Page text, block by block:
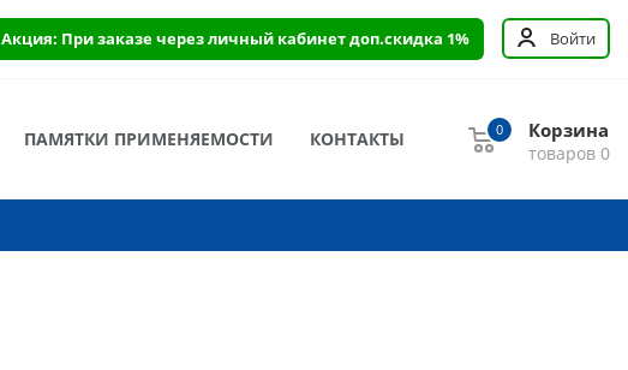
Акция: При заказе через личный кабинет доп.скидка 1% Войти
ПАМЯТКИ ПРИМЕНЯЕМОСТИ КОНТАКТЫ Корзина
товаров 0
0